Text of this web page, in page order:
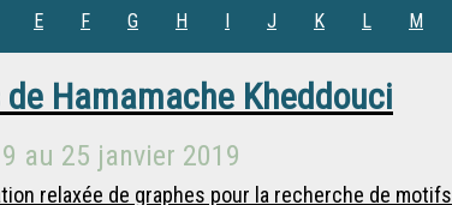
E F G H I J K L M
de Hamamache Kheddouci
au 25 janvier 2019
relaxée de graphes pour la recherche de motifs